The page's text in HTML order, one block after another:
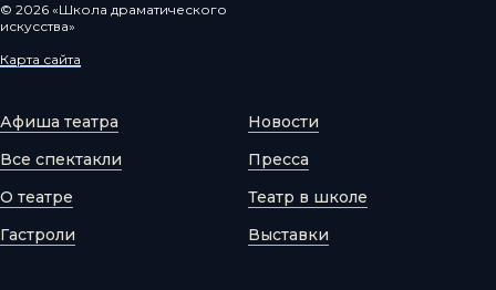
© 2026 «Школа драматического
искусства»
Карта сайта
Афиша театра
Все спектакли
О театре
Гастроли
Новости
Пресса
Театр в школе
Выставки